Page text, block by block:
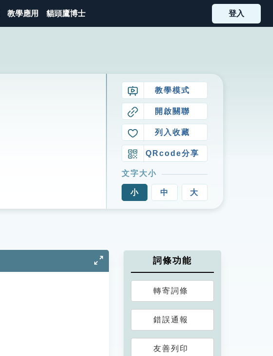
教學應用 貓頭鷹博士 登入
教學模式
開啟關聯
列入收藏
QRcode分享
文字大小
小 中 大
詞條功能
轉寄詞條
錯誤通報
友善列印